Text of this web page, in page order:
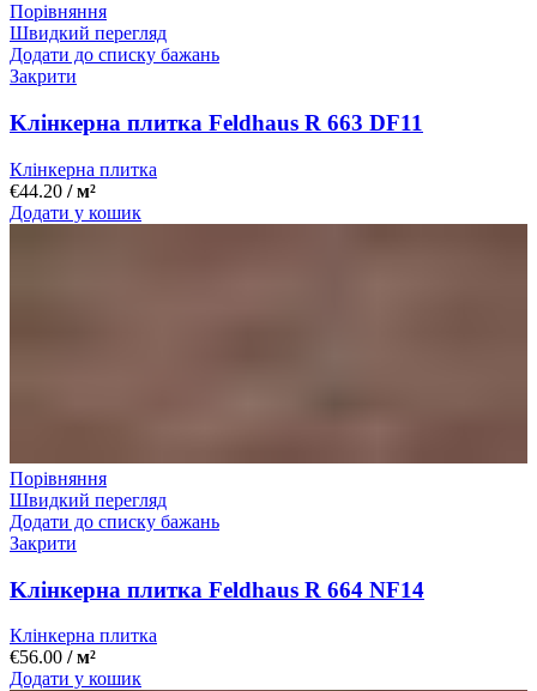
Порівняння
Швидкий перегляд
Додати до списку бажань
Закрити
Kлінкерна плитка Feldhaus R 663 DF11
Клінкерна плитка
€44.20 / м²
Додати у кошик
Порівняння
Швидкий перегляд
Додати до списку бажань
Закрити
Kлінкерна плитка Feldhaus R 664 NF14
Клінкерна плитка
€56.00 / м²
Додати у кошик